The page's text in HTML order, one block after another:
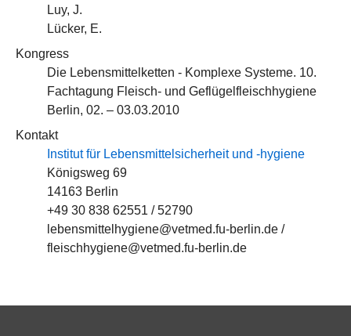
Luy, J.
Lücker, E.
Kongress
Die Lebensmittelketten - Komplexe Systeme. 10.
Fachtagung Fleisch- und Geflügelfleischhygiene
Berlin, 02. – 03.03.2010
Kontakt
Institut für Lebensmittelsicherheit und -hygiene
Königsweg 69
14163 Berlin
+49 30 838 62551 / 52790
lebensmittelhygiene@vetmed.fu-berlin.de /
fleischhygiene@vetmed.fu-berlin.de